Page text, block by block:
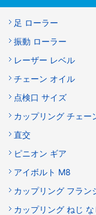
足 ローラー
振動 ローラー
レーザー レベル
チェーン オイル
点検口 サイズ
カップリング チェー
直交
ピニオン ギア
アイボルト M8
カップリング フラン
カップリング ねじ な